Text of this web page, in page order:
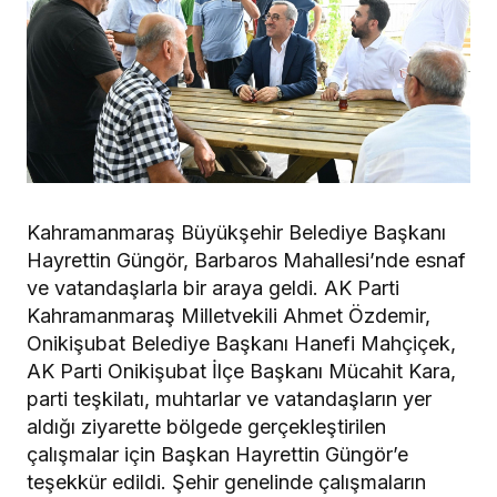
Kahramanmaraş Büyükşehir Belediye Başkanı
Hayrettin Güngör, Barbaros Mahallesi’nde esnaf
ve vatandaşlarla bir araya geldi. AK Parti
Kahramanmaraş Milletvekili Ahmet Özdemir,
Onikişubat Belediye Başkanı Hanefi Mahçiçek,
AK Parti Onikişubat İlçe Başkanı Mücahit Kara,
parti teşkilatı, muhtarlar ve vatandaşların yer
aldığı ziyarette bölgede gerçekleştirilen
çalışmalar için Başkan Hayrettin Güngör’e
teşekkür edildi. Şehir genelinde çalışmaların